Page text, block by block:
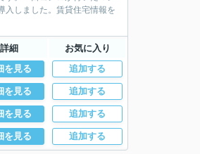
入しました。賃貸住宅情報を
詳細 お気に入り
を見る 追加する
を見る 追加する
を見る 追加する
を見る 追加する